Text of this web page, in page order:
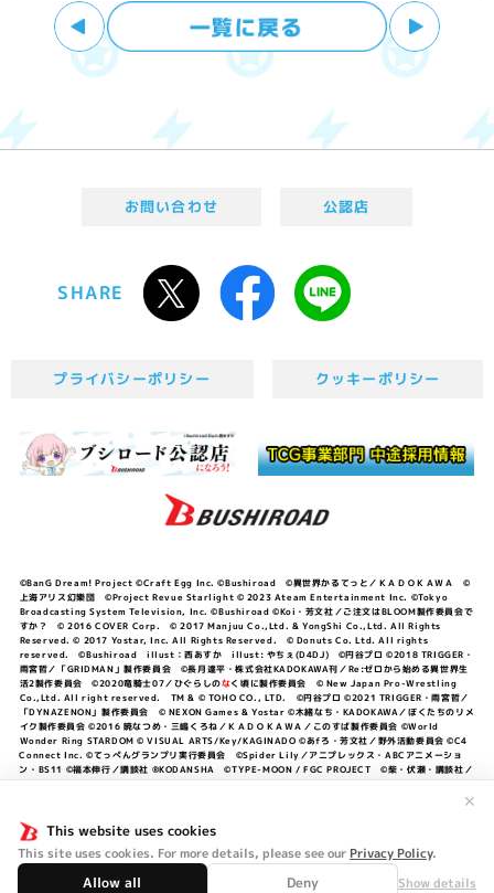
This website uses cookies
This site uses cookies. For more details, please see our Privacy Policy.
Allow all Deny Show details
✕
お問い合わせ 公認店
SHARE
プライバシーポリシー クッキーポリシー
©BanG Dream! Project ©Craft Egg Inc. ©Bushiroad ©異世界かるてっと／ＫＡＤＯＫＡＷＡ ©
上海アリス幻樂団 ©Project Revue Starlight © 2023 Ateam Entertainment Inc. ©Tokyo
Broadcasting System Television, Inc. ©Bushiroad ©Koi・芳文社／ご注文はBLOOM製作委員会で
すか？ © 2016 COVER Corp. © 2017 Manjuu Co.,Ltd. & YongShi Co.,Ltd. All Rights
Reserved. © 2017 Yostar, Inc. All Rights Reserved. © Donuts Co. Ltd. All rights
reserved. ©Bushiroad illust：西あすか illust: やちぇ(D4DJ) ©円谷プロ ©2018 TRIGGER・
雨宮哲／「GRIDMAN」製作委員会 ©長月達平・株式会社KADOKAWA刊／Re:ゼロから始める異世界生
活2製作委員会 ©2020竜騎士07／ひぐらしのなく頃に製作委員会 © New Japan Pro-Wrestling
Co.,Ltd. All right reserved. TM & © TOHO CO., LTD. ©円谷プロ ©2021 TRIGGER・雨宮哲／
「DYNAZENON」製作委員会 © NEXON Games & Yostar ©木緒なち・KADOKAWA／ぼくたちのリメ
イク製作委員会 ©2016 暁なつめ・三嶋くろね／ＫＡＤＯＫＡＷＡ／このすば製作委員会 ©World
Wonder Ring STARDOM © VISUAL ARTS/Key/KAGINADO ©あfろ・芳文社／野外活動委員会 ©C4
Connect Inc. ©てっぺんグランプリ実行委員会 ©Spider Lily／アニプレックス・ABCアニメーショ
ン・BS11 ©福本伸行／講談社 ®KODANSHA ©TYPE-MOON / FGC PROJECT ©柴・伏瀬・講談社／
©中村力斗・野澤ゆき子／集英社・君のことが大大大大大好きな製作委員会 ©IIS-P／ぽんのみち製作委
員会 ©円谷プロ ©2023 TRIGGER・雨宮哲／「劇場版グリッドマンユニバース」製作委員会 © NEXON
Games／アビドス商店街 ©プロジェクトラブライブ！蓮ノ空女学院スクールアイドルクラブ ©「勇気爆
発バーンブレイバーン」製作委員会